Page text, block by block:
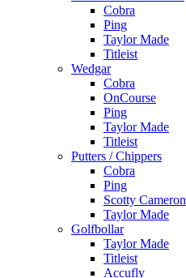
Cobra
Ping
Taylor Made
Titleist
Wedgar
Cobra
OnCourse
Ping
Taylor Made
Titleist
Putters / Chippers
Cobra
Ping
Scotty Cameron
Taylor Made
Golfbollar
Taylor Made
Titleist
Accufly